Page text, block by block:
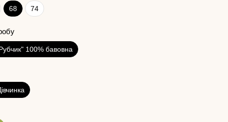
68 74
100% бавовна